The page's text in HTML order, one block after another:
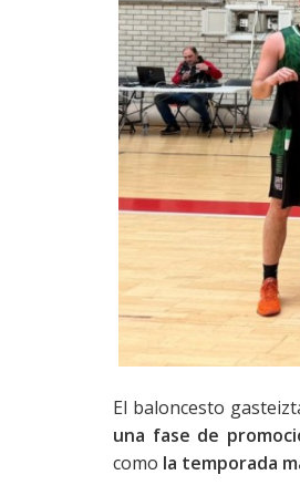
El baloncesto
una fase de
como la temporada